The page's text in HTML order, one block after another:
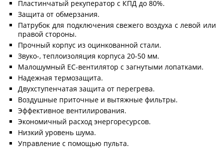
Пластинчатый рекуператор с КПД до 80%.
Защита от обмерзания.
Патрубок для подключения свежего воздуха с левой или
правой стороны.
Прочный корпус из оцинкованной стали.
Звуко-, теплоизоляция корпуса 20-50 мм.
Малошумный ЕС-вентилятор с загнутыми лопатками.
Надежная термозащита.
Двухступенчатая защита от перегрева.
Воздушные приточные и вытяжные фильтры.
Эффективное вентилирования.
Экономичный расход энергоресурсов.
Низкий уровень шума.
Управление с помощью пульта.